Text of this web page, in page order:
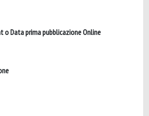
o Data prima pubblicazione Online